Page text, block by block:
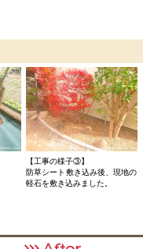
【工事の様子③】
防草シート敷き込み後、現地の
軽石を敷き込みました。